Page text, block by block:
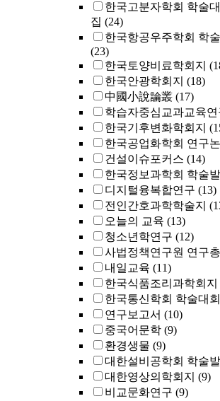
한국고분자학회 학술
집 (24)
한국항공우주학회 학
(23)
한국토양비료학회지
한국안광학회지 (18)
中國小說論叢 (17)
학습자중심교과교육연
한국기후변화학회지
한국공업화학회 연구
건설이슈포커스 (14)
한국정보과학회 학술
디지털융복합연구 (13)
전인간호과학학술지
오늘의 교육 (13)
청소년학연구 (12)
사법정책연구원 연구
내일교육 (11)
한국식품조리과학회지
한국통신학회 학술대
연구보고서 (10)
중국어문학 (9)
환경생물 (9)
대한설비공학회 학술
대한영상의학회지 (9)
비교문화연구 (9)